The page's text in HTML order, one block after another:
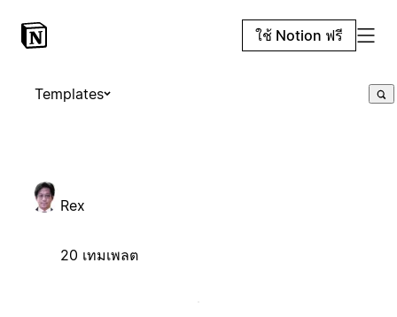
ใช้ Notion ฟรี
Templates
Rex
20 เทมเพลต